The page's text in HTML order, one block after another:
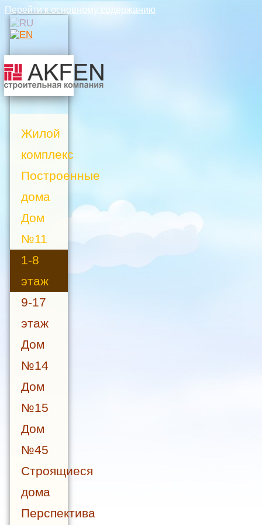
Перейти к основному содержанию
Жилой
комплекс
Построенные
дома
Дом
№11
1-8
этаж
9-17
этаж
Дом
№14
Дом
№15
Дом
№45
Строящиеся
дома
Перспектива